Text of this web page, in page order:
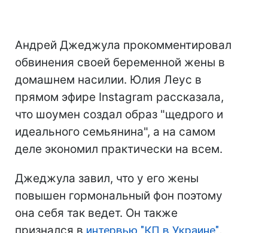
Андрей Джеджула прокомментировал
обвинения своей беременной жены в
домашнем насилии. Юлия Леус в
прямом эфире Instagram рассказала,
что шоумен создал образ "щедрого и
идеального семьянина", а на самом
деле экономил практически на всем.
Джеджула завил, что у его жены
повышен гормональный фон поэтому
она себя так ведет. Он также